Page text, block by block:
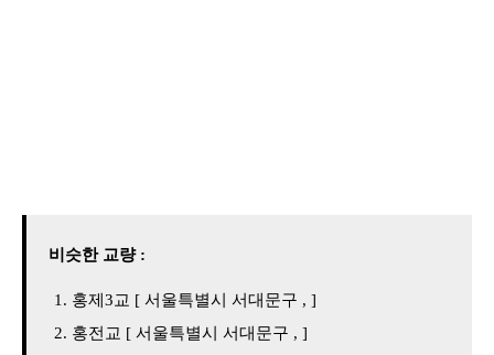
비슷한 교량 :
홍제3교 [ 서울특별시 서대문구 , ]
홍전교 [ 서울특별시 서대문구 , ]